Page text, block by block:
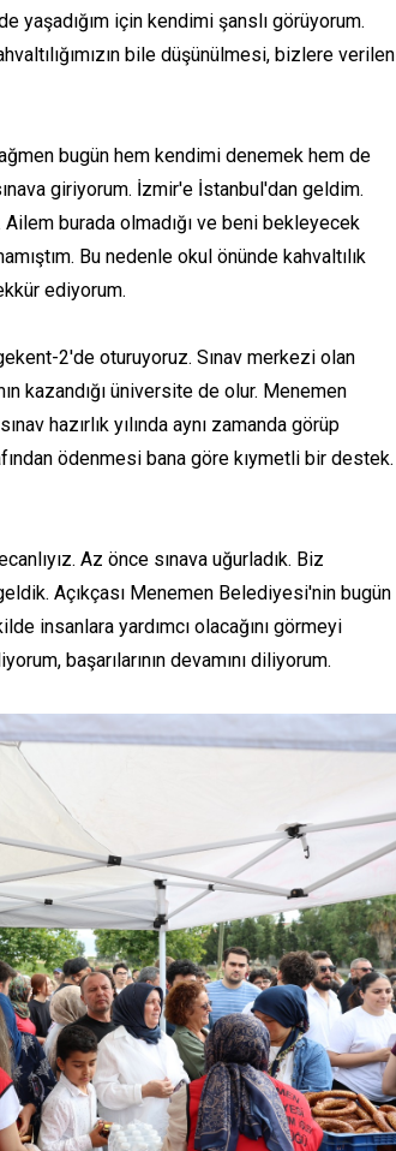
yaşadığım için kendimi şanslı görüyorum.
bile düşünülmesi, bizlere verilen
bugün hem kendimi denemek hem de
giriyorum. İzmir'e İstanbul'dan geldim.
burada olmadığı ve beni bekleyecek
Bu nedenle okul önünde kahvaltılık
ediyorum.
2'de oturuyoruz. Sınav merkezi olan
kazandığı üniversite de olur. Menemen
hazırlık yılında aynı zamanda görüp
ödenmesi bana göre kıymetli bir destek.
Az önce sınava uğurladık. Biz
Açıkçası Menemen Belediyesi'nin bugün
insanlara yardımcı olacağını görmeyi
başarılarının devamını diliyorum.